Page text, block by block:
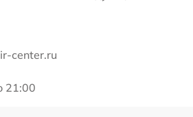
center.ru
21:00